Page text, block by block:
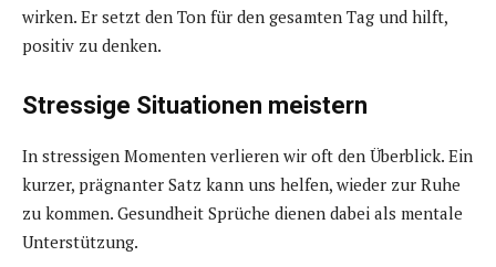
wirken. Er setzt den Ton für den gesamten Tag und hilft,
positiv zu denken.
Stressige Situationen meistern
In stressigen Momenten verlieren wir oft den Überblick. Ein
kurzer, prägnanter Satz kann uns helfen, wieder zur Ruhe
zu kommen. Gesundheit Sprüche dienen dabei als mentale
Unterstützung.